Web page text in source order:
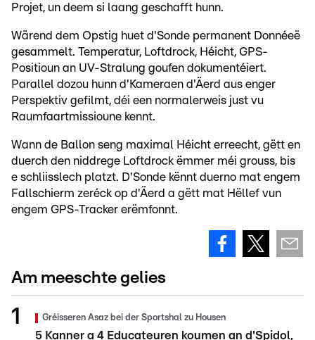
Projet, un deem si laang geschafft hunn.
Wärend dem Opstig huet d'Sonde permanent Donnéeë
gesammelt. Temperatur, Loftdrock, Héicht, GPS-
Positioun an UV-Stralung goufen dokumentéiert.
Parallel dozou hunn d'Kameraen d'Äerd aus enger
Perspektiv gefilmt, déi een normalerweis just vu
Raumfaartmissioune kennt.
Wann de Ballon seng maximal Héicht erreecht, gëtt en
duerch den niddrege Loftdrock ëmmer méi grouss, bis
e schliisslech platzt. D'Sonde kënnt duerno mat engem
Fallschierm zeréck op d'Äerd a gëtt mat Hëllef vun
engem GPS-Tracker erëmfonnt.
Am meeschte gelies
Gréisseren Asaz bei der Sportshal zu Housen
5 Kanner a 4 Educateuren koumen an d'Spidol,